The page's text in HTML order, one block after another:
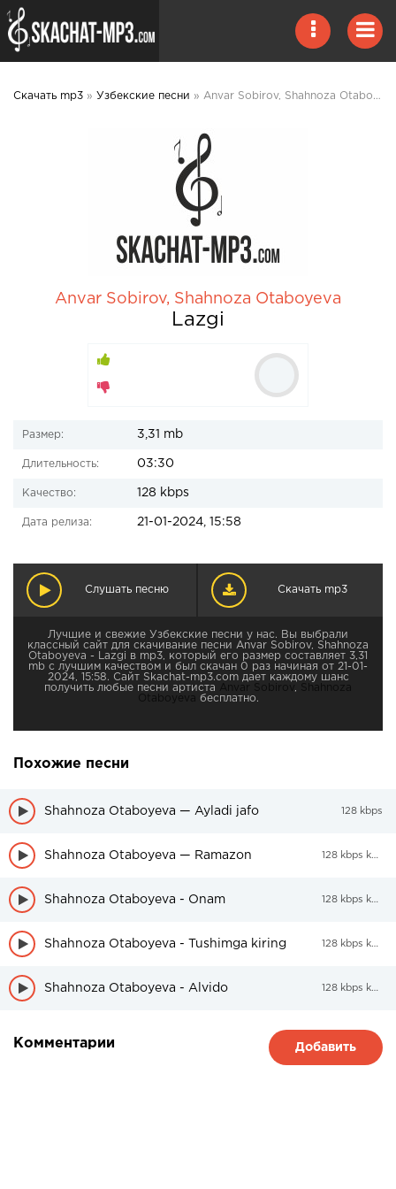
Скачать mp3 » Узбекские песни » Anvar Sobirov, Shahnoza Otaboyeva - Lazgi mp3 скачать
Anvar Sobirov, Shahnoza Otaboyeva
Lazgi
Размер: 3,31 mb
Длительность: 03:30
Качество: 128 kbps
Дата релиза: 21-01-2024, 15:58
Слушать песню Скачать mp3
Лучшие и свежие Узбекские песни у нас. Вы выбрали
классный сайт для скачивание песни Anvar Sobirov, Shahnoza
Otaboyeva - Lazgi в mp3, который его размер составляет 3,31
mb с лучшим качеством и был скачан 0 раз начиная от 21-01-
2024, 15:58. Сайт Skachat-mp3.com дает каждому шанс
получить любые песни артиста
Anvar Sobirov
Shahnoza
Otaboyeva бесплатно.
Похожие песни
Shahnoza Otaboyeva — Ayladi jafo 128 kbps
Shahnoza Otaboyeva — Ramazon 128 kbps kbps
Shahnoza Otaboyeva - Onam 128 kbps kbps
Shahnoza Otaboyeva - Tushimga kiring 128 kbps kbps
Shahnoza Otaboyeva - Alvido 128 kbps kbps
Комментарии Добавить